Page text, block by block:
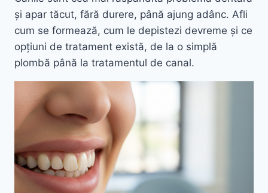
și apar tăcut, fără durere, până ajung adânc. Afli
cum se formează, cum le depistezi devreme și ce
opțiuni de tratament există, de la o simplă
plombă până la tratamentul de canal.